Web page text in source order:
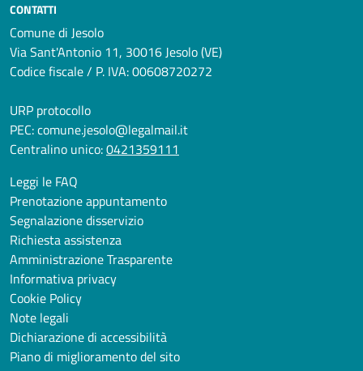
CONTATTI
Comune di Jesolo
Via Sant'Antonio 11, 30016 Jesolo (VE)
Codice fiscale / P. IVA: 00608720272
URP protocollo
PEC:comune.jesolo@legalmail.it
Centralino unico:0421359111
Leggi le FAQ
Prenotazione appuntamento
Segnalazione disservizio
Richiesta assistenza
Amministrazione Trasparente
Informativa privacy
Cookie Policy
Note legali
Dichiarazione di accessibilità
Piano di miglioramento del sito